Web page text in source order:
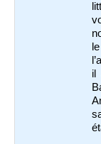
il